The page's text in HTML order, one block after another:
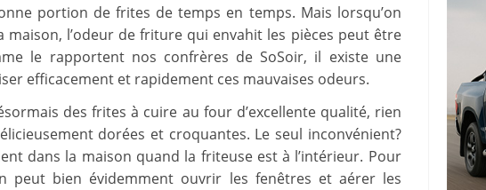
portion de frites de temps en temps. Mais lorsqu’on
maison, l’odeur de friture qui envahit les pièces peut être
le rapportent nos confrères de SoSoir, il existe une
efficacement et rapidement ces mauvaises odeurs.
des frites à cuire au four d’excellente qualité, rien
dorées et croquantes. Le seul inconvénient?
dans la maison quand la friteuse est à l’intérieur. Pour
peut bien évidemment ouvrir les fenêtres et aérer les